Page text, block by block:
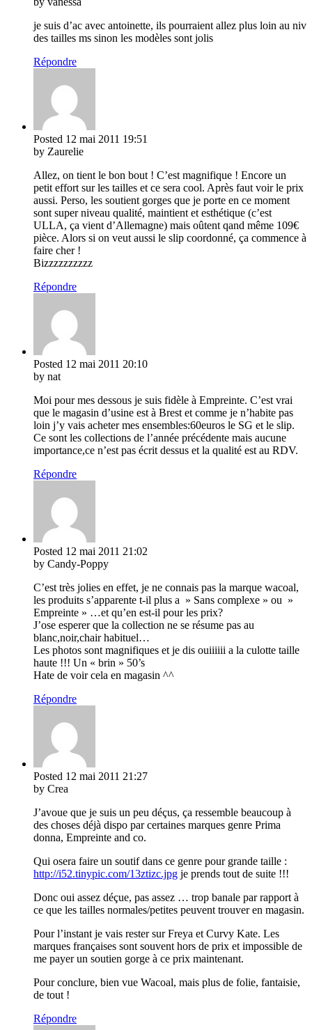
je suis d’ac avec antoinette, ils pourraient allez plus loin au niv
des tailles ms sinon les modèles sont jolis
Répondre
Posted 12 mai 2011 19:51
by Zaurelie
Allez, on tient le bon bout ! C’est magnifique ! Encore un
petit effort sur les tailles et ce sera cool. Après faut voir le prix
aussi. Perso, les soutient gorges que je porte en ce moment
sont super niveau qualité, maintient et esthétique (c’est
ULLA, ça vient d’Allemagne) mais oûtent qand même 109€
pièce. Alors si on veut aussi le slip coordonné, ça commence à
faire cher !
Bizzzzzzzzzz
Répondre
Posted 12 mai 2011 20:10
by nat
Moi pour mes dessous je suis fidèle à Empreinte. C’est vrai
que le magasin d’usine est à Brest et comme je n’habite pas
loin j’y vais acheter mes ensembles:60euros le SG et le slip.
Ce sont les collections de l’année précédente mais aucune
importance,ce n’est pas écrit dessus et la qualité est au RDV.
Répondre
Posted 12 mai 2011 21:02
by Candy-Poppy
C’est très jolies en effet, je ne connais pas la marque wacoal,
les produits s’apparente t-il plus a » Sans complexe » ou »
Empreinte » …et qu’en est-il pour les prix?
J’ose esperer que la collection ne se résume pas au
blanc,noir,chair habituel…
Les photos sont magnifiques et je dis ouiiiiii a la culotte taille
haute !!! Un « brin » 50’s
Hate de voir cela en magasin ^^
Répondre
Posted 12 mai 2011 21:27
by Crea
J’avoue que je suis un peu déçus, ça ressemble beaucoup à
des choses déjà dispo par certaines marques genre Prima
donna, Empreinte and co.
Qui osera faire un soutif dans ce genre pour grande taille :
http://i52.tinypic.com/13ztizc.jpg je prends tout de suite !!!
Donc oui assez déçue, pas assez … trop banale par rapport à
ce que les tailles normales/petites peuvent trouver en magasin.
Pour l’instant je vais rester sur Freya et Curvy Kate. Les
marques françaises sont souvent hors de prix et impossible de
me payer un soutien gorge à ce prix maintenant.
Pour conclure, bien vue Wacoal, mais plus de folie, fantaisie,
de tout !
Répondre